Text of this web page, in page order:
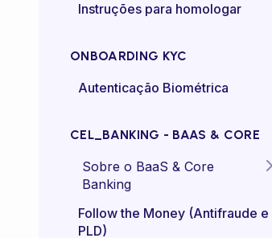
Instruções para homologar
ONBOARDING KYC
Autenticação Biométrica
CEL_BANKING - BAAS & CORE
Sobre o BaaS & Core
Banking
FAQs
Follow the Money (Antifraude e
PLD)